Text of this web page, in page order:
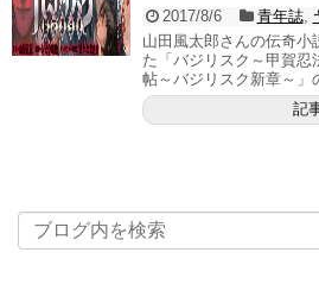
2017/8/6 青年誌,
山田風太郎さんの伝奇小
た「バジリスク～甲賀
帖～バジリスク新章～」
記